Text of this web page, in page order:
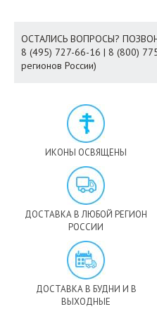
ОСТАЛИСЬ ВОПРОСЫ?
8 (495) 727-66-16 | 8 (800)
регионов России)
ИКОНЫ ОСВЯЩЕНЫ
ДОСТАВКА В ЛЮБОЙ РЕГИОН
РОССИИ
ДОСТАВКА В БУДНИ И В
ВЫХОДНЫЕ